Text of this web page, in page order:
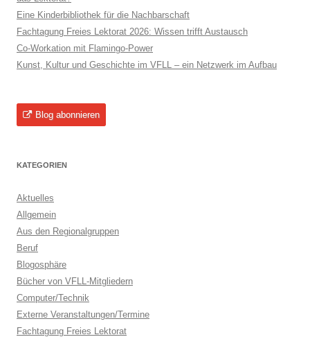
Eine Kinderbibliothek für die Nachbarschaft
Fachtagung Freies Lektorat 2026: Wissen trifft Austausch
Co-Workation mit Flamingo-Power
Kunst, Kultur und Geschichte im VFLL – ein Netzwerk im Aufbau
Blog abonnieren
KATEGORIEN
Aktuelles
Allgemein
Aus den Regionalgruppen
Beruf
Blogosphäre
Bücher von VFLL-Mitgliedern
Computer/Technik
Externe Veranstaltungen/Termine
Fachtagung Freies Lektorat